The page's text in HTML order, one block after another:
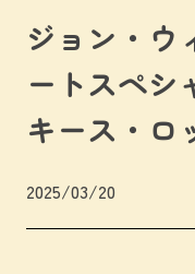
ジョン・ウ
ートスペシ
キース・ロ
2025/03/20